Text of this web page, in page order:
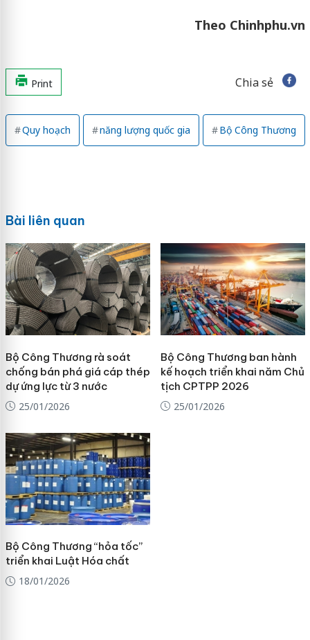
Theo Chinhphu.vn
Print Chia sẻ
Quy hoạch năng lượng quốc gia Bộ Công Thương
Bài liên quan
Bộ Công Thương rà soát
chống bán phá giá cáp thép
dự ứng lực từ 3 nước
25/01/2026
Bộ Công Thương ban hành
kế hoạch triển khai năm Chủ
tịch CPTPP 2026
25/01/2026
Bộ Công Thương “hỏa tốc”
triển khai Luật Hóa chất
18/01/2026